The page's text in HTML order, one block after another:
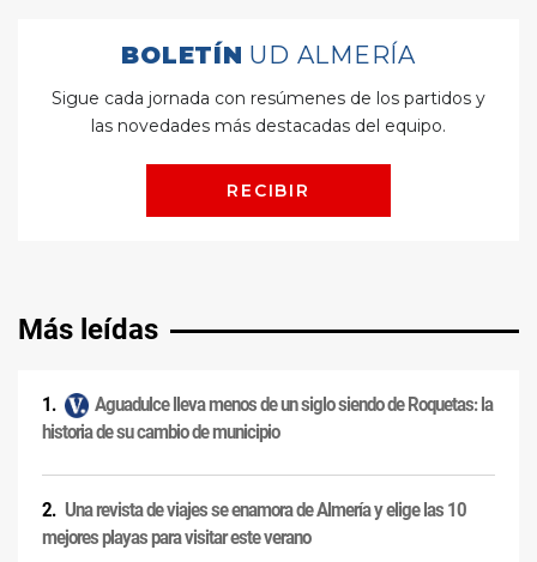
Más leídas
Aguadulce lleva menos de un siglo siendo de Roquetas: la
historia de su cambio de municipio
Una revista de viajes se enamora de Almería y elige las 10
mejores playas para visitar este verano